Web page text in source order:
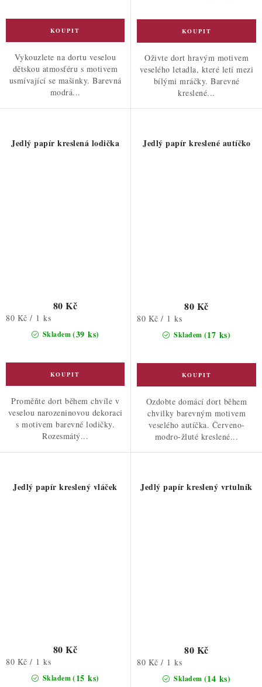
Vykouzlete na dortu veselou
dětskou atmosféru s motivem
usmívající se mašinky. Barevná
modrá...
Oživte dort hravým motivem
veselého letadla, které letí mezi
bílými mráčky. Barevné
kreslené...
Jedlý papír kreslená lodička
Skladem(39 ks)
80 Kč
Měrná
80 Kč / 1 ks
Proměňte dort během chvíle v
veselou narozeninovou dekoraci
s motivem barevné lodičky.
Rozesmátý...
Jedlý papír kreslené autíčko
Skladem (17 ks)
80 Kč
Měrná
80 Kč / 1 ks
Ozdobte domácí dort během
chvilky barevným motivem
veselého autíčka. Červeno-
modro-žluté kreslené...
Jedlý papír kreslený vláček
Skladem(15 ks)
80 Kč
Měrná
80 Kč / 1 ks
Jedlý papír kreslený vrtulník
Skladem (14 ks)
80 Kč
Měrná
80 Kč / 1 ks